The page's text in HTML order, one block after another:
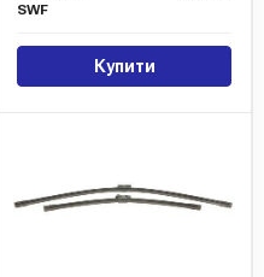
SWF
Купити